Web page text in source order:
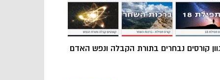
קורסים נבחרים בתורת הקבלה ונפש האדם